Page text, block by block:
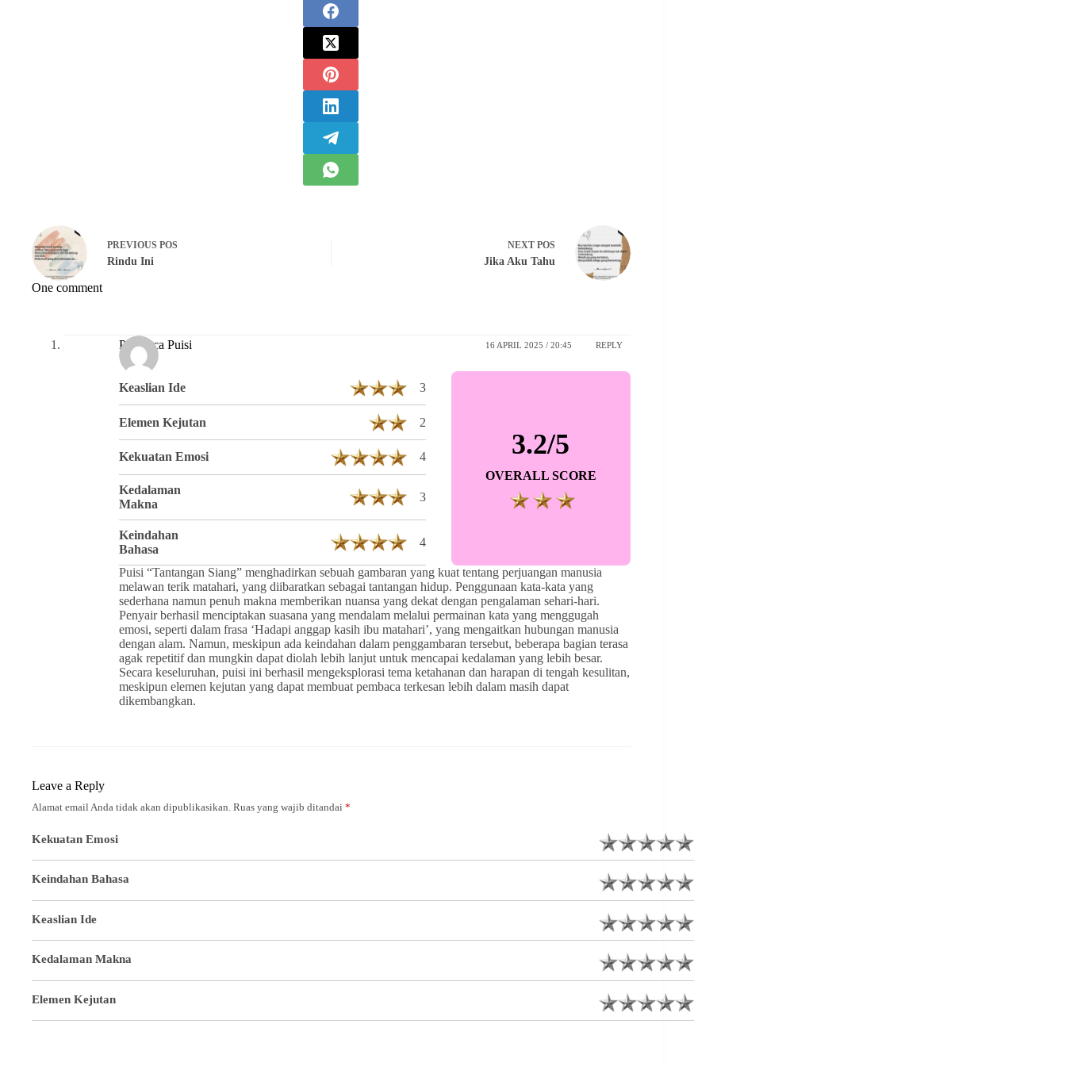
PREVIOUS POS
Rindu Ini
NEXT POS
Jika Aku Tahu
One comment
Pembaca Puisi 16 APRIL 2025 / 20:45 REPLY
Keaslian Ide 3
Elemen Kejutan 2
Kekuatan Emosi 4
Kedalaman
Makna
3
Keindahan
Bahasa
4
3.2/5
OVERALL SCORE
Puisi “Tantangan Siang” menghadirkan sebuah gambaran yang kuat tentang perjuangan manusia
melawan terik matahari, yang diibaratkan sebagai tantangan hidup. Penggunaan kata-kata yang
sederhana namun penuh makna memberikan nuansa yang dekat dengan pengalaman sehari-hari.
Penyair berhasil menciptakan suasana yang mendalam melalui permainan kata yang menggugah
emosi, seperti dalam frasa ‘Hadapi anggap kasih ibu matahari’, yang mengaitkan hubungan manusia
dengan alam. Namun, meskipun ada keindahan dalam penggambaran tersebut, beberapa bagian terasa
agak repetitif dan mungkin dapat diolah lebih lanjut untuk mencapai kedalaman yang lebih besar.
Secara keseluruhan, puisi ini berhasil mengeksplorasi tema ketahanan dan harapan di tengah kesulitan,
meskipun elemen kejutan yang dapat membuat pembaca terkesan lebih dalam masih dapat
dikembangkan.
Leave a Reply
Alamat email Anda tidak akan dipublikasikan. Ruas yang wajib ditandai *
Kekuatan Emosi
Keindahan Bahasa
Keaslian Ide
Kedalaman Makna
Elemen Kejutan